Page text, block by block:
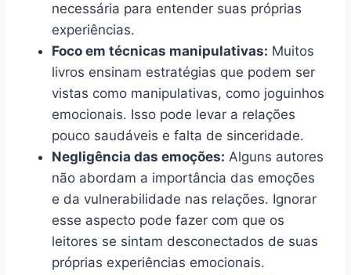
necessária para entender suas próprias
experiências.
Foco em técnicas manipulativas: Muitos
livros ensinam estratégias que podem ser
vistas como manipulativas, como joguinhos
emocionais. Isso pode levar a relações
pouco saudáveis e falta de sinceridade.
Negligência das emoções: Alguns autores
não abordam a importância das emoções
e da vulnerabilidade nas relações. Ignorar
esse aspecto pode fazer com que os
leitores se sintam desconectados de suas
próprias experiências emocionais.